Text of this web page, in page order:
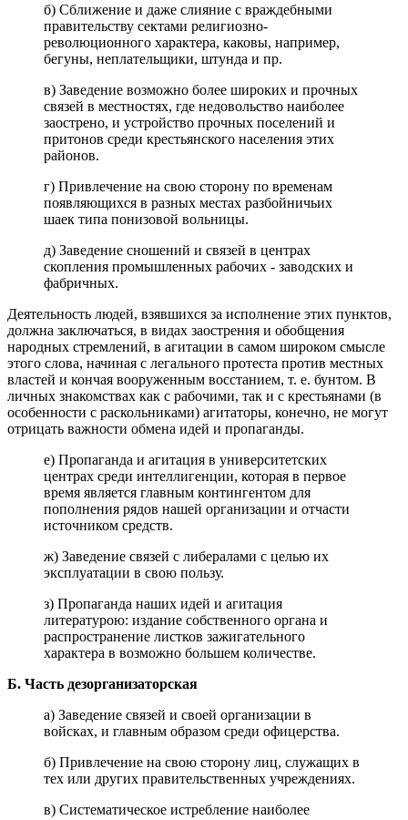
б) Сближение и даже слияние с враждебными
правительству сектами религиозно-
революционного характера, каковы, например,
бегуны, неплательщики, штунда и пр.
в) Заведение возможно более широких и прочных
связей в местностях, где недовольство наиболее
заострено, и устройство прочных поселений и
притонов среди крестьянского населения этих
районов.
г) Привлечение на свою сторону по временам
появляющихся в разных местах разбойничьих
шаек типа понизовой вольницы.
д) Заведение сношений и связей в центрах
скопления промышленных рабочих - заводских и
фабричных.
Деятельность людей, взявшихся за исполнение этих пунктов,
должна заключаться, в видах заострения и обобщения
народных стремлений, в агитации в самом широком смысле
этого слова, начиная с легального протеста против местных
властей и кончая вооруженным восстанием, т. е. бунтом. В
личных знакомствах как с рабочими, так и с крестьянами (в
особенности с раскольниками) агитаторы, конечно, не могут
отрицать важности обмена идей и пропаганды.
е) Пропаганда и агитация в университетских
центрах среди интеллигенции, которая в первое
время является главным контингентом для
пополнения рядов нашей организации и отчасти
источником средств.
ж) Заведение связей с либералами с целью их
эксплуатации в свою пользу.
з) Пропаганда наших идей и агитация
литературою: издание собственного органа и
распространение листков зажигательного
характера в возможно большем количестве.
Б. Часть дезорганизаторская
а) Заведение связей и своей организации в
войсках, и главным образом среди офицерства.
б) Привлечение на свою сторону лиц, служащих в
тех или других правительственных учреждениях.
в) Систематическое истребление наиболее